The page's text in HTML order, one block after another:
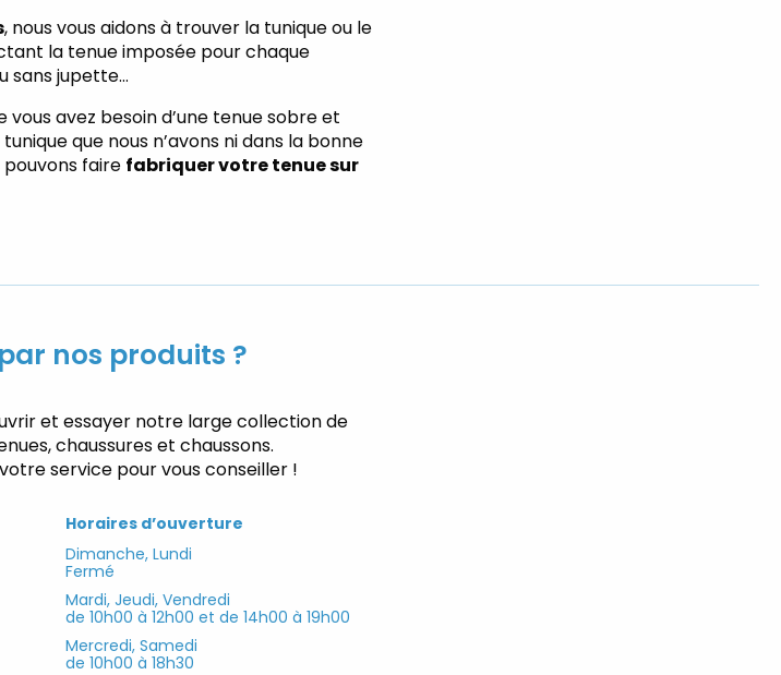
, nous vous aidons à trouver la tunique ou le
la tenue imposée pour chaque
sans jupette…
avez besoin d’une tenue sobre et
que nous n’avons ni dans la bonne
pouvons faire fabriquer votre tenue sur
nos produits ?
et essayer notre large collection de
chaussures et chaussons.
service pour vous conseiller !
Horaires d’ouverture
Dimanche, Lundi
Fermé
Mardi, Jeudi, Vendredi
de 10h00 à 12h00 et de 14h00 à 19h00
Mercredi, Samedi
de 10h00 à 18h30